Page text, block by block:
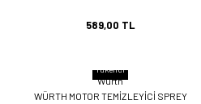
589,00 TL
Tükendi
Würth
WÜRTH MOTOR TEMİZLEYİCİ SPREY